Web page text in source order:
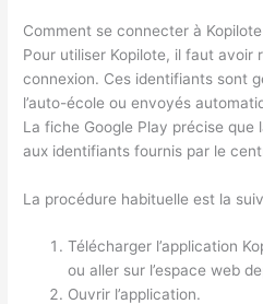
Comment se connecter à Kopilote
Pour utiliser Kopilote, il faut avoir
connexion. Ces identifiants sont
l’auto-école ou envoyés
La fiche Google Play précise que
aux identifiants fournis par le
La procédure habituelle est la
Télécharger l’application
ou aller sur l’espace web
Ouvrir l’application.